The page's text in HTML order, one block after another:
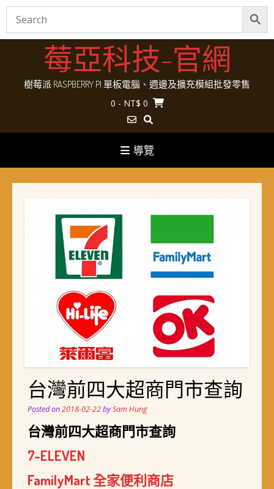
Skip
莓亞科技-官網
樹莓派 RASPBERRY PI 單板電腦、週邊及擴充模組批發零售
0 - NT$ 0
導覽
台灣前四大超商門市查詢
Posted on2018-02-22bySam Hung
台灣前四大超商門市查詢
7-ELEVEN
FamilyMart 全家便利商店